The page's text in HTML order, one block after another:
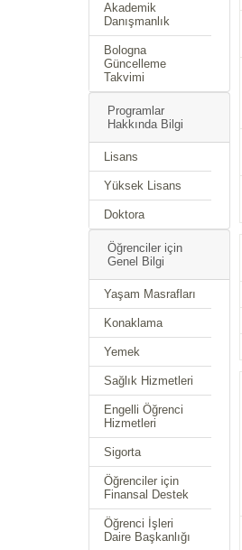
Akademik
Danışmanlık
Bologna
Güncelleme
Takvimi
Programlar
Hakkında Bilgi
Lisans
Yüksek Lisans
Doktora
Öğrenciler için
Genel Bilgi
Yaşam Masrafları
Konaklama
Yemek
Sağlık Hizmetleri
Engelli Öğrenci
Hizmetleri
Sigorta
Öğrenciler için
Finansal Destek
Öğrenci İşleri
Daire Başkanlığı